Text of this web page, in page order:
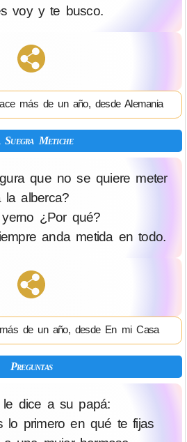
voy y te busco.
más de un año, desde Alemania
Suegra Metiche
que no se quiere meter
la alberca?
¿Por qué?
anda metida en todo.
de un año, desde En mi Casa
Preguntas
dice a su papá:
primero en qué te fijas